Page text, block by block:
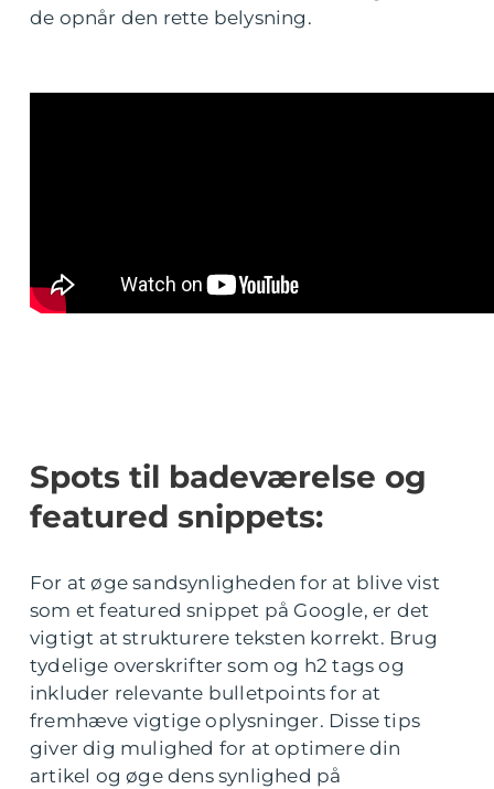
de opnår den rette belysning.
Spots til badeværelse og
featured snippets:
For at øge sandsynligheden for at blive vist
som et featured snippet på Google, er det
vigtigt at strukturere teksten korrekt. Brug
tydelige overskrifter som og h2 tags og
inkluder relevante bulletpoints for at
fremhæve vigtige oplysninger. Disse tips
giver dig mulighed for at optimere din
artikel og øge dens synlighed på